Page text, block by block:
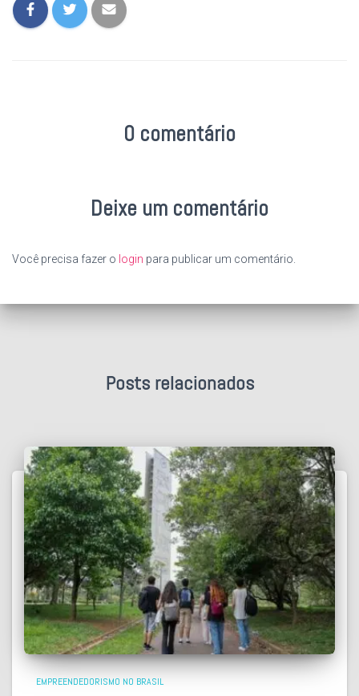
0 comentário
Deixe um comentário
Você precisa fazer o login para publicar um comentário.
Posts relacionados
EMPREENDEDORISMO NO BRASIL